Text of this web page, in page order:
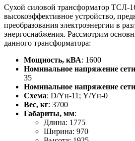
Сухой силовой трансформатор ТСЛ-
высокоэффективное устройство,
преобразования электроэнергии в
энергоснабжения. Рассмотрим
данного трансформатора:
Мощность, кВА: 1600
Номинальное напряжение
35
Номинальное напряжение
Схема: D/Yн-11; Y/Yн-0
Вес, кг: 3700
Габариты, мм:
Длина: 1775
Ширина: 970